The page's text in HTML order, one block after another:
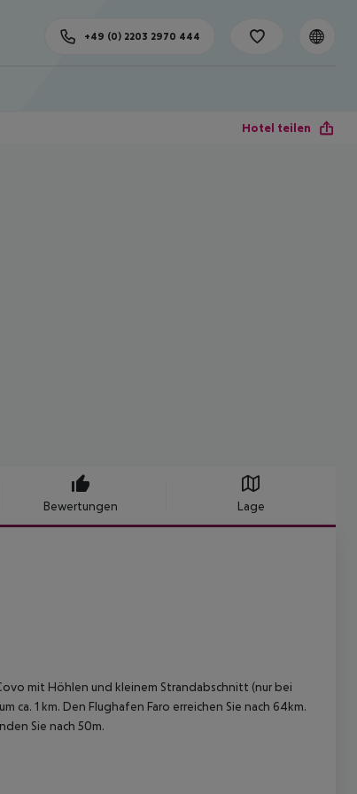
+49 (0) 2203 2970 444
Hotel teilen
Bewertungen Lage
mit Höhlen und kleinem Strandabschnitt (nur bei
ca. 1 km. Den Flughafen Faro erreichen Sie nach 64km.
Sie nach 50m.